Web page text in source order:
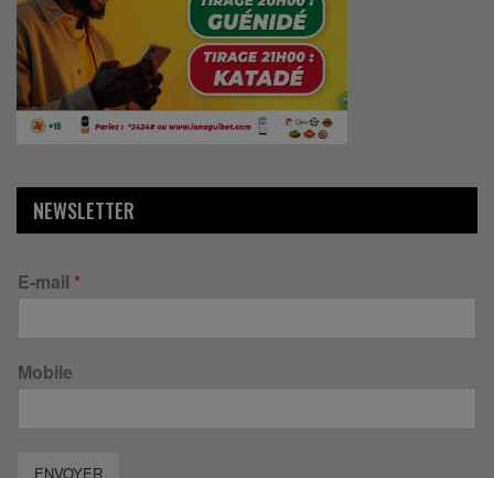
NEWSLETTER
E-mail *
Mobile
ENVOYER